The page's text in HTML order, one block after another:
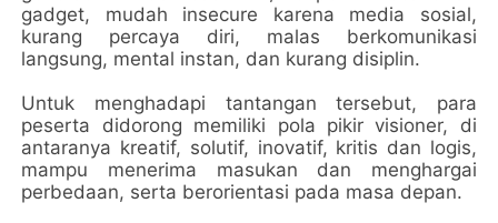
gadget, mudah insecure karena media sosial,
kurang percaya diri, malas berkomunikasi
langsung, mental instan, dan kurang disiplin.
Untuk menghadapi tantangan tersebut, para
peserta didorong memiliki pola pikir visioner, di
antaranya kreatif, solutif, inovatif, kritis dan logis,
mampu menerima masukan dan menghargai
perbedaan, serta berorientasi pada masa depan.